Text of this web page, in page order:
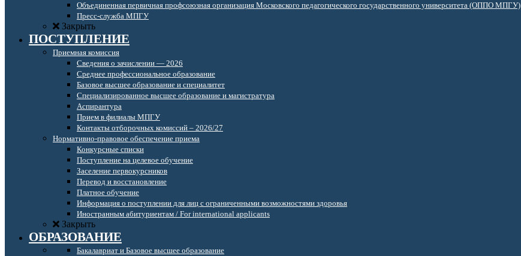
Объединенная первичная профсоюзная организация Московского педагогического государственного университета (ОППО МПГУ)
Пресс-служба МПГУ
Закрыть
ПОСТУПЛЕНИЕ
Приемная комиссия
Сведения о зачислении — 2026
Среднее профессиональное образование
Базовое высшее образование и специалитет
Специализированное высшее образование и магистратура
Аспирантура
Прием в филиалы МПГУ
Контакты отборочных комиссий – 2026/27
Нормативно-правовое обеспечение приема
Конкурсные списки
Поступление на целевое обучение
Заселение первокурсников
Перевод и восстановление
Платное обучение
Информация о поступлении для лиц с ограниченными возможностями здоровья
Иностранным абитуриентам / For international applicants
Закрыть
ОБРАЗОВАНИЕ
Бакалавриат и Базовое высшее образование